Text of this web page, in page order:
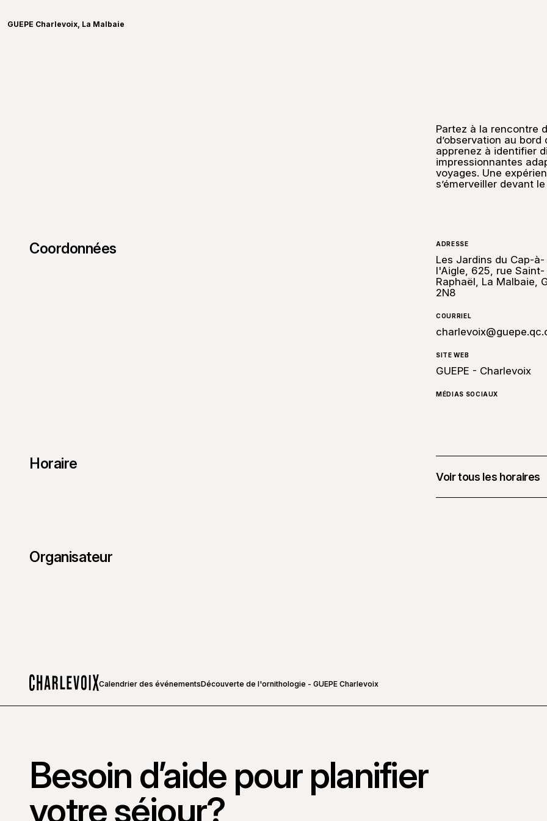
GUEPE Charlevoix, La Malbaie
Partez à la rencontre
d’observation au
apprenez à identifier
impressionnantes
voyages. Une
s’émerveiller devant
Coordonnées ADRESSE
Les Jardins du Cap-à-
l'Aigle, 625, rue Saint-
Raphaël, La Malbaie,
2N8
COURRIEL
SITE WEB
GUEPE - Charlevoix
MÉDIAS SOCIAUX
Horaire
Voir tous les horaires
Organisateur
Calendrier des événementsDécouverte de l'ornithologie - GUEPE Charlevoix
Besoin d’aide pour planifier
votre séjour?